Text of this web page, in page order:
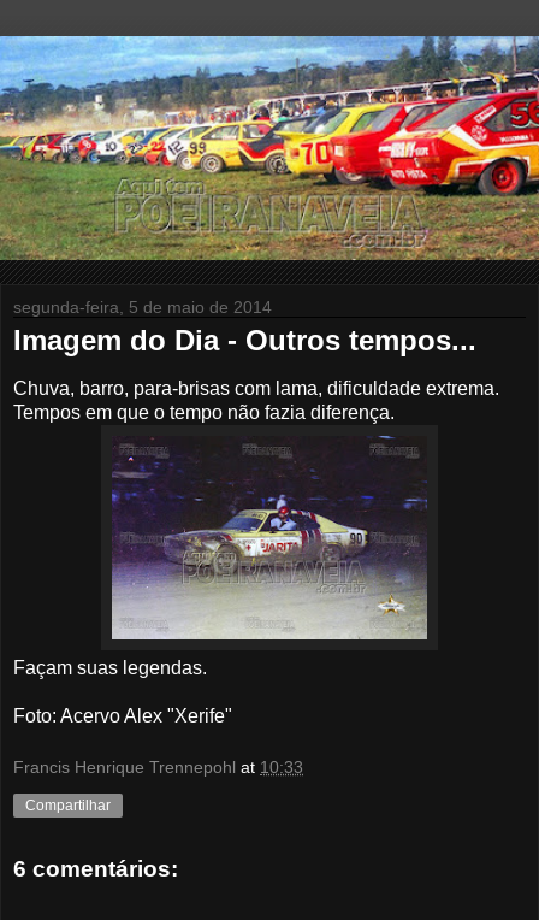
segunda-feira, 5 de maio de 2014
Imagem do Dia - Outros tempos...
Chuva, barro, para-brisas com lama, dificuldade extrema.
Tempos em que o tempo não fazia diferença.
Façam suas legendas.
Foto: Acervo Alex "Xerife"
Francis Henrique Trennepohl at 10:33
Compartilhar
6 comentários: